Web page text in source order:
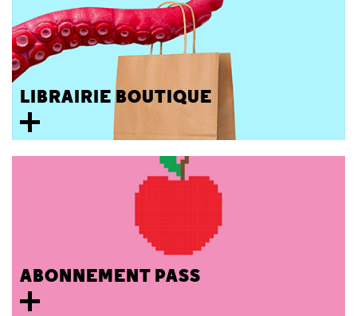
LIBRAIRIE BOUTIQUE
ABONNEMENT PASS